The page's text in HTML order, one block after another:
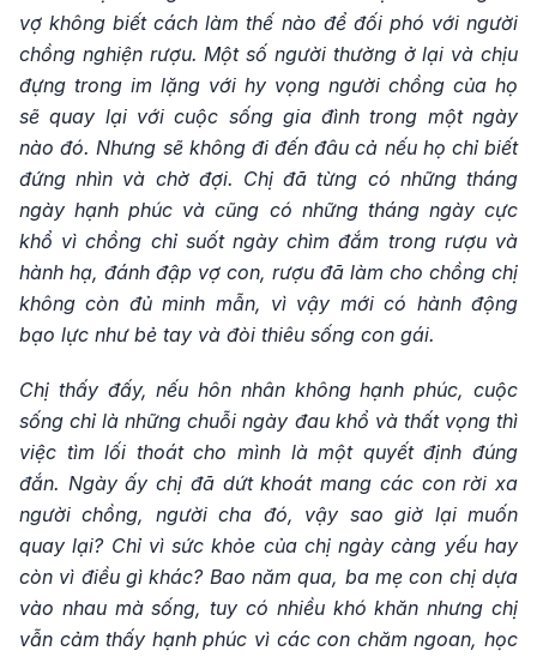
vợ không biết cách làm thế nào để đối phó với người
chồng nghiện rượu. Một số người thường ở lại và chịu
đựng trong im lặng với hy vọng người chồng của họ
sẽ quay lại với cuộc sống gia đình trong một ngày
nào đó. Nhưng sẽ không đi đến đâu cả nếu họ chỉ biết
đứng nhìn và chờ đợi. Chị đã từng có những tháng
ngày hạnh phúc và cũng có những tháng ngày cực
khổ vì chồng chỉ suốt ngày chìm đắm trong rượu và
hành hạ, đánh đập vợ con, rượu đã làm cho chồng chị
không còn đủ minh mẫn, vì vậy mới có hành động
bạo lực như bẻ tay và đòi thiêu sống con gái.
Chị thấy đấy, nếu hôn nhân không hạnh phúc, cuộc
sống chỉ là những chuỗi ngày đau khổ và thất vọng thì
việc tìm lối thoát cho mình là một quyết định đúng
đắn. Ngày ấy chị đã dứt khoát mang các con rời xa
người chồng, người cha đó, vậy sao giờ lại muốn
quay lại? Chỉ vì sức khỏe của chị ngày càng yếu hay
còn vì điều gì khác? Bao năm qua, ba mẹ con chị dựa
vào nhau mà sống, tuy có nhiều khó khăn nhưng chị
vẫn cảm thấy hạnh phúc vì các con chăm ngoan, học